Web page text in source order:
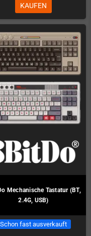
KAUFEN
Mechanische Tastatur (BT,
2.4G, USB)
Schon fast ausverkauft